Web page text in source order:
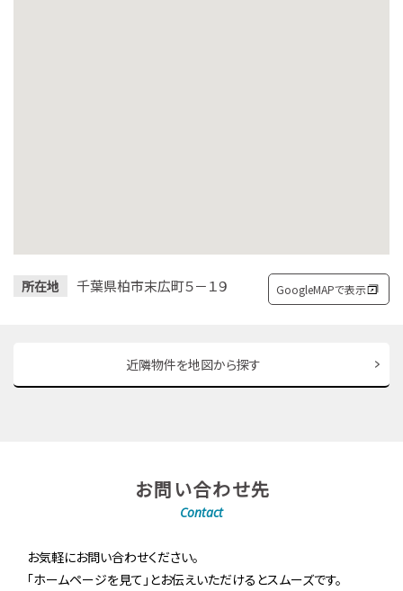
所在地 千葉県柏市末広町５－１９ GoogleMAPで表示
近隣物件を地図から探す
お問い合わせ先
Contact
お気軽にお問い合わせください。
「ホームページを見て」とお伝えいただけるとスムーズです。